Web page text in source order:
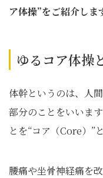
ア体操”をご紹介しま
ゆるコア体操
体幹というのは、人
部分のことをいいま
とを“コア（Core）”
腰痛や坐骨神経痛を